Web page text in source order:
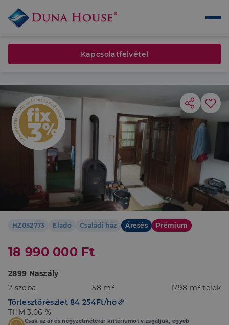
HZ052773 Eladó Családi ház Áresés Prémium
18 990 000 Ft
2899 Naszály
2 szoba
58 m²
1798 m² telek
Törlesztőrészlet 84 254Ft/hó
THM 3.06 %
Csak az ár és négyzetméterár kritériumot vizsgáljuk, egyéb
Kapcsolatfelvétel